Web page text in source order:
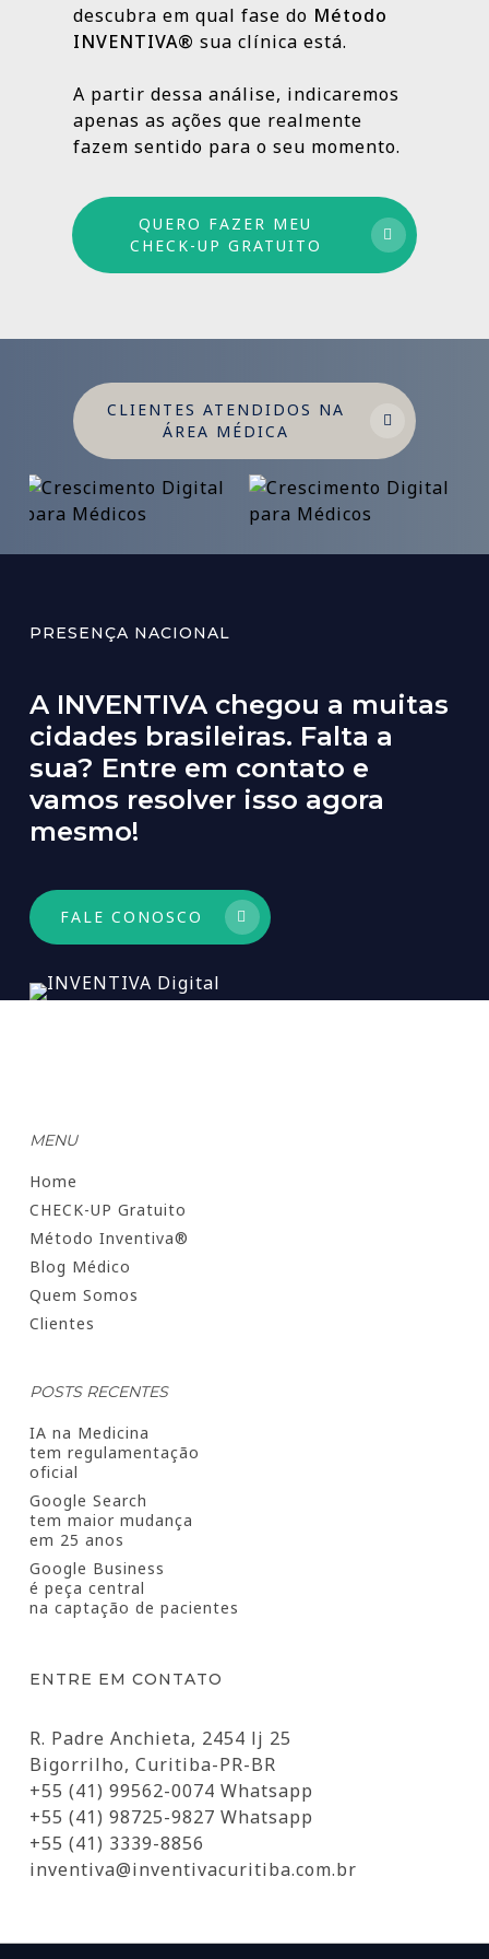
Por isso trabalhamos com um método
médio e longo prazo para garantir
crescimento sustentável.
descubra em qual fase do Método
INVENTIVA® sua clínica está.
A partir dessa análise, indicaremos
apenas as ações que realmente
fazem sentido para o seu momento.
QUERO FAZER MEU
CHECK-UP GRATUITO
CLIENTES ATENDIDOS NA
ÁREA MÉDICA
PRESENÇA NACIONAL
A INVENTIVA chegou a muitas
cidades brasileiras. Falta a
sua? Entre em contato e
vamos resolver isso agora
mesmo!
FALE CONOSCO
MENU
Home
CHECK-UP Gratuito
Método Inventiva®
Blog Médico
Quem Somos
Clientes
POSTS RECENTES
IA na Medicina
tem regulamentação
oficial
Google Search
tem maior mudança
em 25 anos
Google Business
é peça central
na captação de pacientes
ENTRE EM CONTATO
R. Padre Anchieta, 2454 lj 25
Bigorrilho, Curitiba-PR-BR
+55 (41) 99562-0074 Whatsapp
+55 (41) 98725-9827 Whatsapp
+55 (41) 3339-8856
inventiva@inventivacuritiba.com.br